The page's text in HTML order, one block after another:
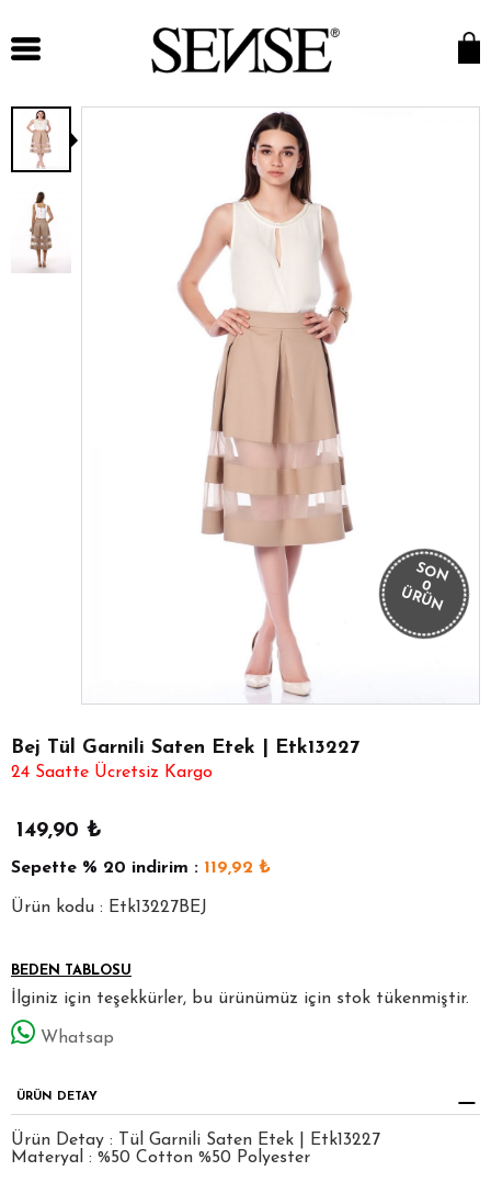
SON
0
ÜRÜN
Bej Tül Garnili Saten Etek | Etk13227
24 Saatte Ücretsiz Kargo
149,90 ₺
Sepette % 20 indirim : 119,92 ₺
Ürün kodu : Etk13227BEJ
BEDEN TABLOSU
İlginiz için teşekkürler, bu ürünümüz için stok tükenmiştir.
Whatsap
ÜRÜN DETAY
Ürün Detay : Tül Garnili Saten Etek | Etk13227
Materyal : %50 Cotton %50 Polyester